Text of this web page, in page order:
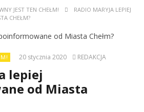
JEST TEN CHEŁM!
RADIO MARYJA LEPIEJ
CHEŁM?
20 stycznia 2020 REDAKCJA
lepiej
od Miasta